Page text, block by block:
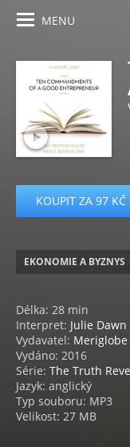
MENU
KOUPIT ZA 97 KČ
EKONOMIE A BYZNYS
Délka: 28 min
Interpret: Julie Dawn
Vydavatel: Meriglobe
Vydáno: 2016
Série: The Truth
Jazyk: anglický
Typ souboru: MP3
Velikost: 27 MB